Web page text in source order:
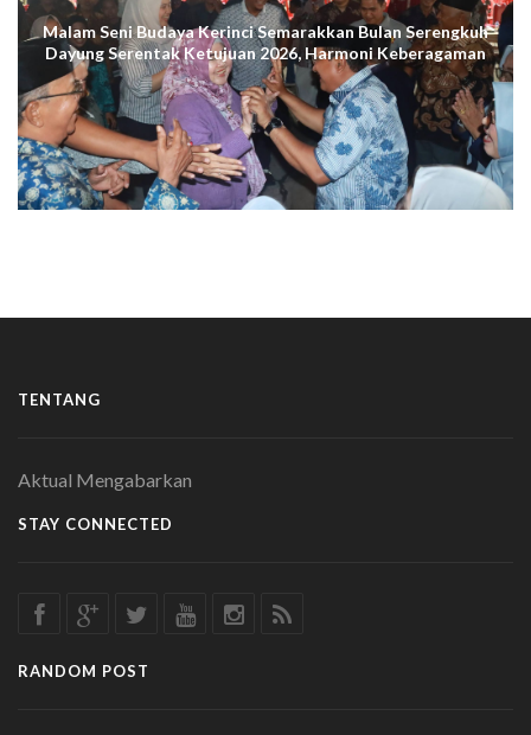
Malam Seni Budaya Kerinci Semarakkan Bulan Serengkuh
Dayung Serentak Ketujuan 2026, Harmoni Keberagaman
Terus Menggema di Kuala Tungkal
TENTANG
Aktual Mengabarkan
STAY CONNECTED
RANDOM POST